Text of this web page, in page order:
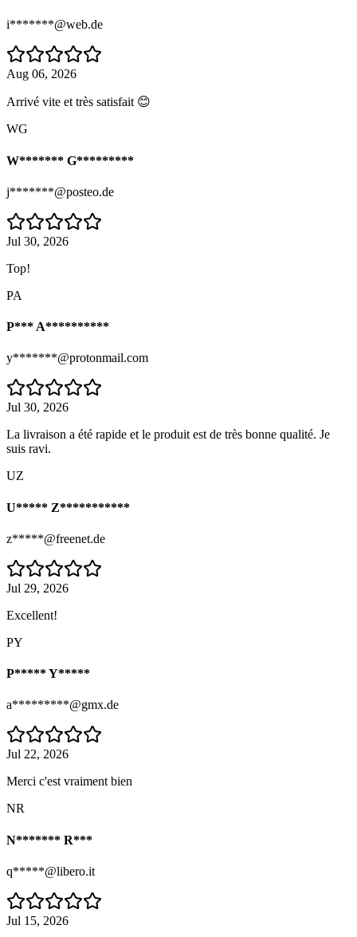
i*******@web.de
Aug 06, 2026
Arrivé vite et très satisfait 😊
WG
W******* G*********
j*******@posteo.de
Jul 30, 2026
Top!
PA
P*** A**********
y*******@protonmail.com
Jul 30, 2026
La livraison a été rapide et le produit est de très bonne qualité. Je
suis ravi.
UZ
U***** Z***********
z*****@freenet.de
Jul 29, 2026
Excellent!
PY
P***** Y*****
a*********@gmx.de
Jul 22, 2026
Merci c'est vraiment bien
NR
N******* R***
q*****@libero.it
Jul 15, 2026